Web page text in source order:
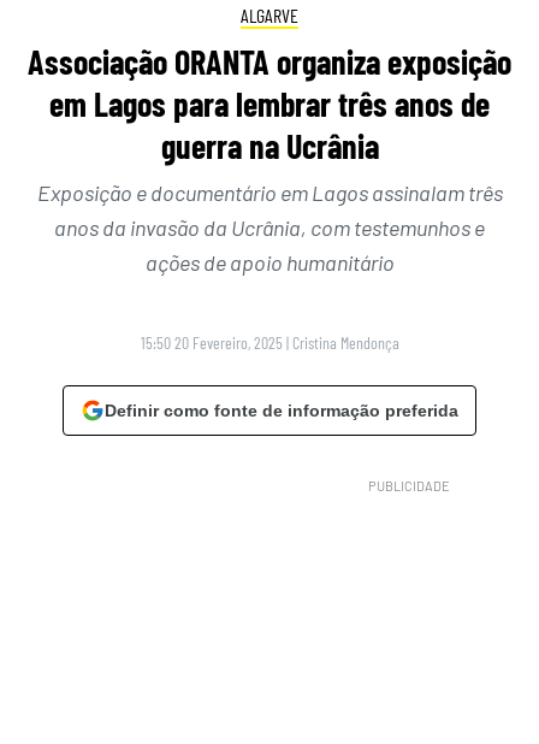
ALGARVE
Associação ORANTA organiza exposição
em Lagos para lembrar três anos de
guerra na Ucrânia
Exposição e documentário em Lagos assinalam três
anos da invasão da Ucrânia, com testemunhos e
ações de apoio humanitário
15:50 20 Fevereiro, 2025 | Cristina Mendonça
Definir como fonte de informação preferida